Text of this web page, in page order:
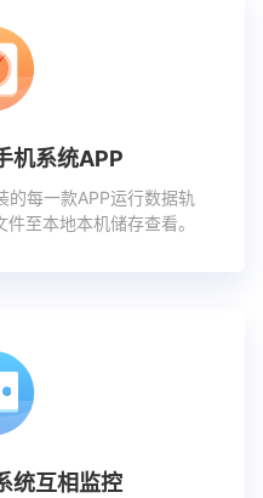
机系统APP
的每一款APP运行数据轨
至本地本机储存查看。
统互相监控